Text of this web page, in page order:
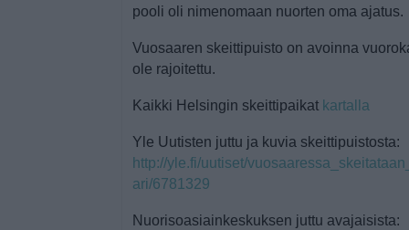
pooli oli nimenomaan nuorten oma ajatus.
Vuosaaren skeittipuisto on avoinna
ole rajoitettu.
Kaikki Helsingin skeittipaikat kartalla
Yle Uutisten juttu ja kuvia skeittipuistosta:
http://yle.fi/uutiset/
ari/6781329
Nuorisoasiainkeskuksen juttu avajaisista: